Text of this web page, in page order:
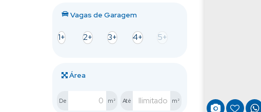
Vagas de Garagem
1+ 2+ 3+ 4+ 5+
Área
De m² Até m²